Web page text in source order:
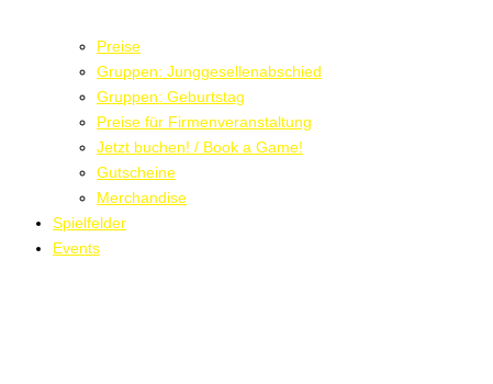
Preise
Gruppen: Junggesellenabschied
Gruppen: Geburtstag
Preise für Firmenveranstaltung
Jetzt buchen! / Book a Game!
Gutscheine
Merchandise
Spielfelder
Events